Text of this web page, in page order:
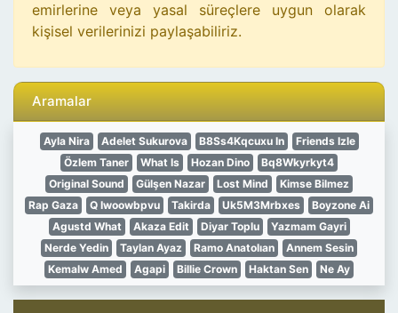
emirlerine veya yasal süreçlere uygun olarak
kişisel verilerinizi paylaşabiliriz.
Aramalar
Ayla Nira Adelet Sukurova B8Ss4Kqcuxu In
Friends Izle
Özlem Taner
What Is Hozan Dino
Bq8Wkyrkyt4
Original Sound
Gülşen Nazar Lost Mind
Kimse Bilmez
Rap Gaza
Q Iwoowbpvu Takirda Uk5M3Mrbxes
Boyzone Ai
Agustd What
Akaza Edit Diyar Toplu
Yazmam Gayri
Nerde Yedin
Taylan Ayaz Ramo Anatolıan
Annem Sesin
Kemalw Amed
Agapi Billie Crown Haktan Sen Ne Ay